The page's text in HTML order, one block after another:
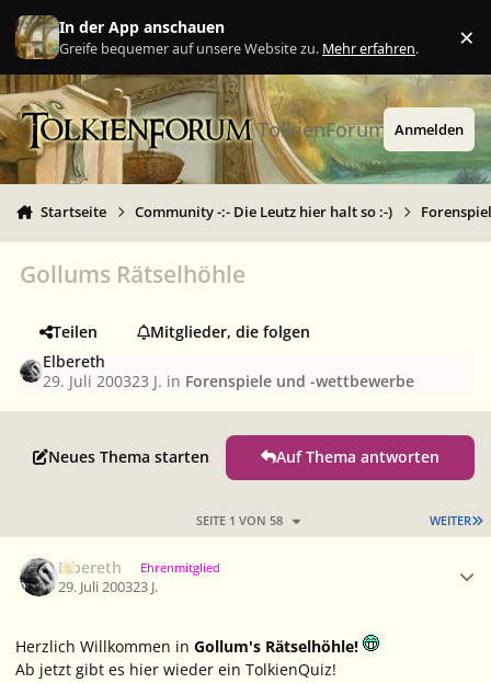
Zu Inhalt springen
In der App anschauen
Greife bequemer auf unsere Website zu. Mehr erfahren. ×
TolkienForum Anmelden
Startseite Community -:- Die Leutz hier halt so :-)
Gollums Rätselhöhle
Teilen
Mitglieder, die folgen
Elbereth
29. Juli 200323 J. in Forenspiele und -wettbewerbe
Neues Thema starten Auf Thema antworten
WEITER
SEITE 1 VON 58
Elbereth Ehrenmitglied
29. Juli 200323 J.
Herzlich Willkommen in Gollum's Rätselhöhle!
Ab jetzt gibt es hier wieder ein TolkienQuiz!